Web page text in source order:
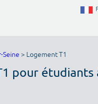
Seine > Logement T1
pour étudiants